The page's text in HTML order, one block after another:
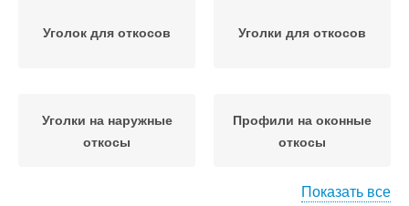
Уголок для откосов Уголки для откосов
Уголки на наружные
откосы
Профили на оконные
откосы
Показать все